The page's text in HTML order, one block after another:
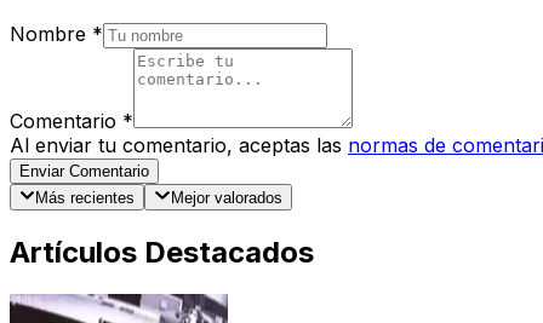
Nombre *
Comentario *
Al enviar tu comentario, aceptas las normas de
Enviar Comentario
Más recientes
Mejor valorados
Artículos Destacados